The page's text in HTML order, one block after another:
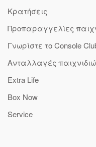
Κρατήσεις
Προπαραγγελίες
Γνωρίστε το Console
Ανταλλαγές
Extra Life
Box Now
Service